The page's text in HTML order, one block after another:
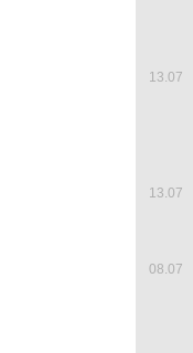
13.07
13.07
08.07